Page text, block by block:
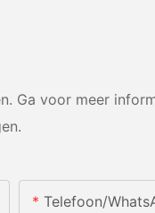
Ga voor meer
Telefoon/